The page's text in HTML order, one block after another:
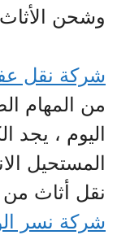
وشحن
شركة نقل
من المهام
اليوم ، يجد
المستحيل
نقل أثاث
شركة نسر